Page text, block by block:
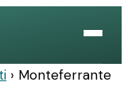
› Monteferrante